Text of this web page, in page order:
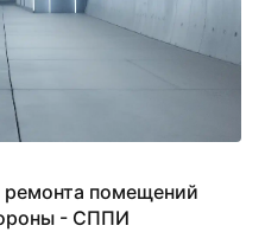
ремонта помещений
- СППИ